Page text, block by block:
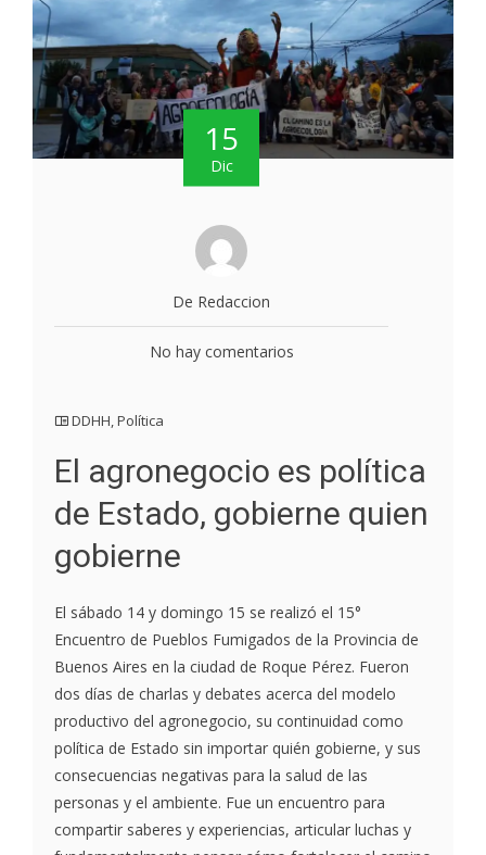
15
Dic
De Redaccion
No hay comentarios
DDHH,Política
El agronegocio es política
de Estado, gobierne quien
gobierne
El sábado 14 y domingo 15 se realizó el 15°
Encuentro de Pueblos Fumigados de la Provincia de
Buenos Aires en la ciudad de Roque Pérez. Fueron
dos días de charlas y debates acerca del modelo
productivo del agronegocio, su continuidad como
política de Estado sin importar quién gobierne, y sus
consecuencias negativas para la salud de las
personas y el ambiente. Fue un encuentro para
compartir saberes y experiencias, articular luchas y